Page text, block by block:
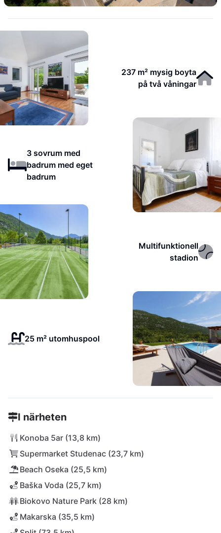
237 m² mysig boyta
på två våningar
3 sovrum med
badrum med eget
badrum
Multifunktionell
stadion
25 m² utomhuspool
I närheten
Konoba 5ar (13,8 km)
Supermarket Studenac (23,7 km)
Beach Oseka (25,5 km)
Baška Voda (25,7 km)
Biokovo Nature Park (28 km)
Makarska (35,5 km)